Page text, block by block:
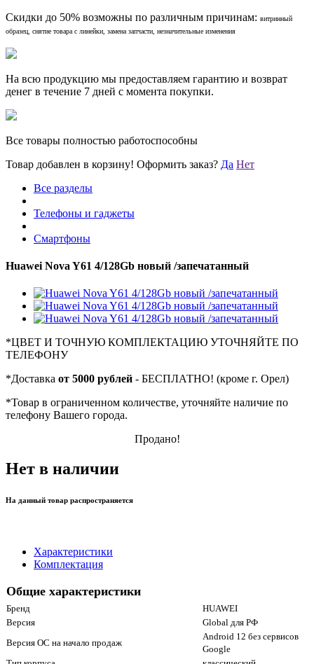
Скидки до 50% возможны по различным причинам: витринный
образец, снятие товара с линейки, замена запчасти, незначительные изменения
На всю продукцию мы предоставляем гарантию и возврат
денег в течение 7 дней с момента покупки.
Все товары полностью работоспособны
Товар добавлен в корзину! Оформить заказ? Да Нет
Все разделы
Телефоны и гаджеты
Смартфоны
Huawei Nova Y61 4/128Gb новый /запечатанный
*ЦВЕТ И ТОЧНУЮ КОМПЛЕКТАЦИЮ УТОЧНЯЙТЕ ПО
ТЕЛЕФОНУ
*Доставка от 5000 рублей - БЕСПЛАТНО! (кроме г. Орел)
*Товар в ограниченном количестве, уточняйте наличие по
телефону Вашего города.
Продано!
Нет в наличии
На данный товар распространяется
Характеристики
Комплектация
Общие характеристики
Бренд
HUAWEI
Версия
Global для РФ
Версия ОС на начало продаж
Android 12 без сервисов
Google